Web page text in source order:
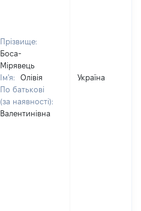
Прізвище:
Боса-
Мірявець
Ім'я:
Олівія
По батькові
(за наявності):
Валентинівна
Україна